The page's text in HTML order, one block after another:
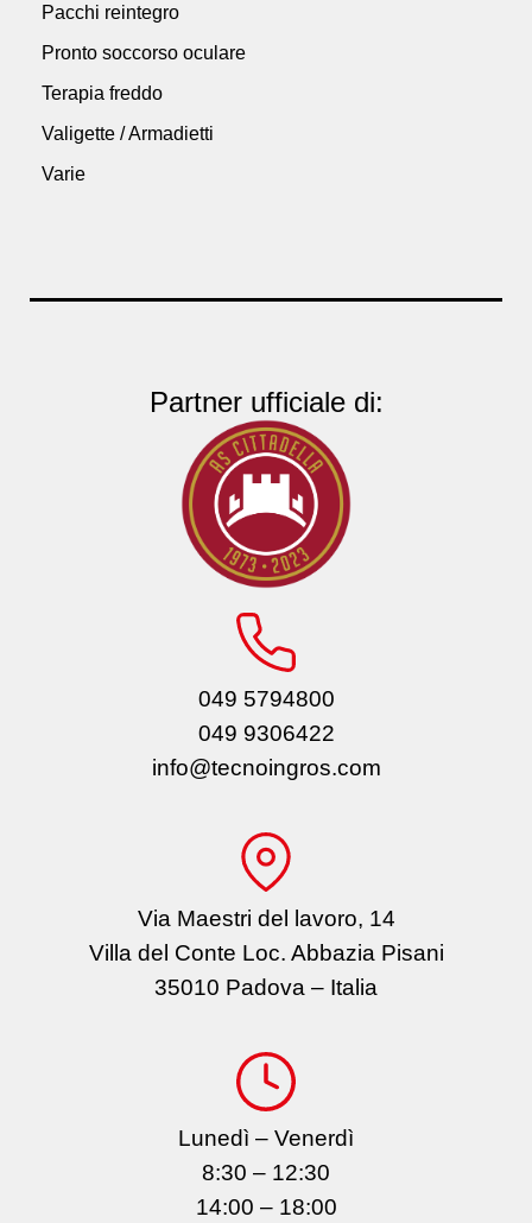
Pacchi reintegro
Pronto soccorso oculare
Terapia freddo
Valigette / Armadietti
Varie
Partner ufficiale di:
049 5794800
049 9306422
info@tecnoingros.com
Via Maestri del lavoro, 14
Villa del Conte Loc. Abbazia Pisani
35010 Padova – Italia
Lunedì – Venerdì
8:30 – 12:30
14:00 – 18:00